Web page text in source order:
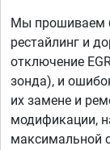
Мы прошиваем
рестайлинг и
отключение
зонда), и
их замене и
модификации,
максимальной